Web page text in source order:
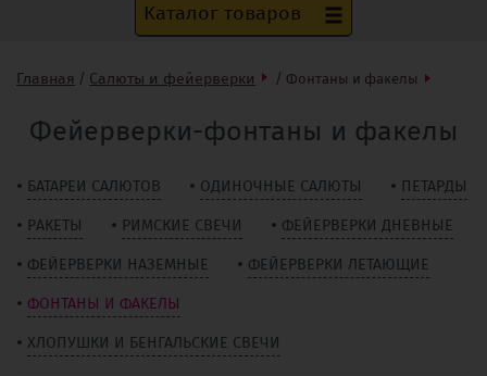
Каталог товаров
Главная / Салюты и фейерверки / Фонтаны и факелы
Фейерверки-фонтаны и факелы
БАТАРЕИ САЛЮТОВ ОДИНОЧНЫЕ САЛЮТЫ ПЕТАРДЫ
РАКЕТЫ РИМСКИЕ СВЕЧИ ФЕЙЕРВЕРКИ ДНЕВНЫЕ
ФЕЙЕРВЕРКИ НАЗЕМНЫЕ ФЕЙЕРВЕРКИ ЛЕТАЮЩИЕ
ФОНТАНЫ И ФАКЕЛЫ
ХЛОПУШКИ И БЕНГАЛЬСКИЕ СВЕЧИ